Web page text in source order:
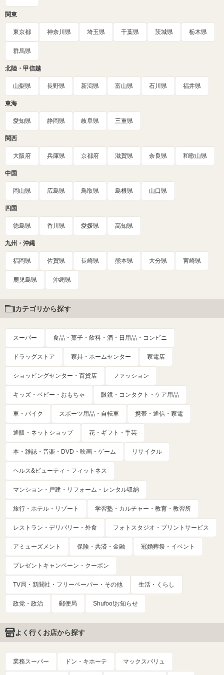
関東
東京都 神奈川県 埼玉県 千葉県 茨城県 栃木県
群馬県
北陸・甲信越
山梨県 長野県 新潟県 富山県 石川県 福井県
東海
愛知県 静岡県 岐阜県 三重県
関西
大阪府 兵庫県 京都府 滋賀県 奈良県 和歌山県
中国
岡山県 広島県 鳥取県 島根県 山口県
四国
徳島県 香川県 愛媛県 高知県
九州・沖縄
福岡県 佐賀県 長崎県 熊本県 大分県 宮崎県
鹿児島県 沖縄県
カテゴリから探す
スーパー 食品・菓子・飲料・酒・日用品・コンビニ
ドラッグストア 家具・ホームセンター 家電店
ショッピングセンター・百貨店 ファッション
キッズ・ベビー・おもちゃ 眼鏡・コンタクト・ケア用品
車・バイク スポーツ用品・自転車 携帯・通信・家電
通販・ネットショップ 花・ギフト・手芸
本・雑誌・音楽・DVD・映画・ゲーム リサイクル
ヘルス&ビューティ・フィットネス
マンション・戸建・リフォーム・レンタル収納
旅行・ホテル・リゾート 学習塾・カルチャー・教育・教習所
レストラン・デリバリー・外食 フォトスタジオ・プリントサービス
アミューズメント 保険・共済・金融 冠婚葬祭・イベント
プレゼントキャンペーン・クーポン
TV局・新聞社・フリーペーパー・その他 生活・くらし
政党・政治 郵便局 Shufoo!お知らせ
よく行くお店から探す
業務スーパー ドン・キホーテ マックスバリュ